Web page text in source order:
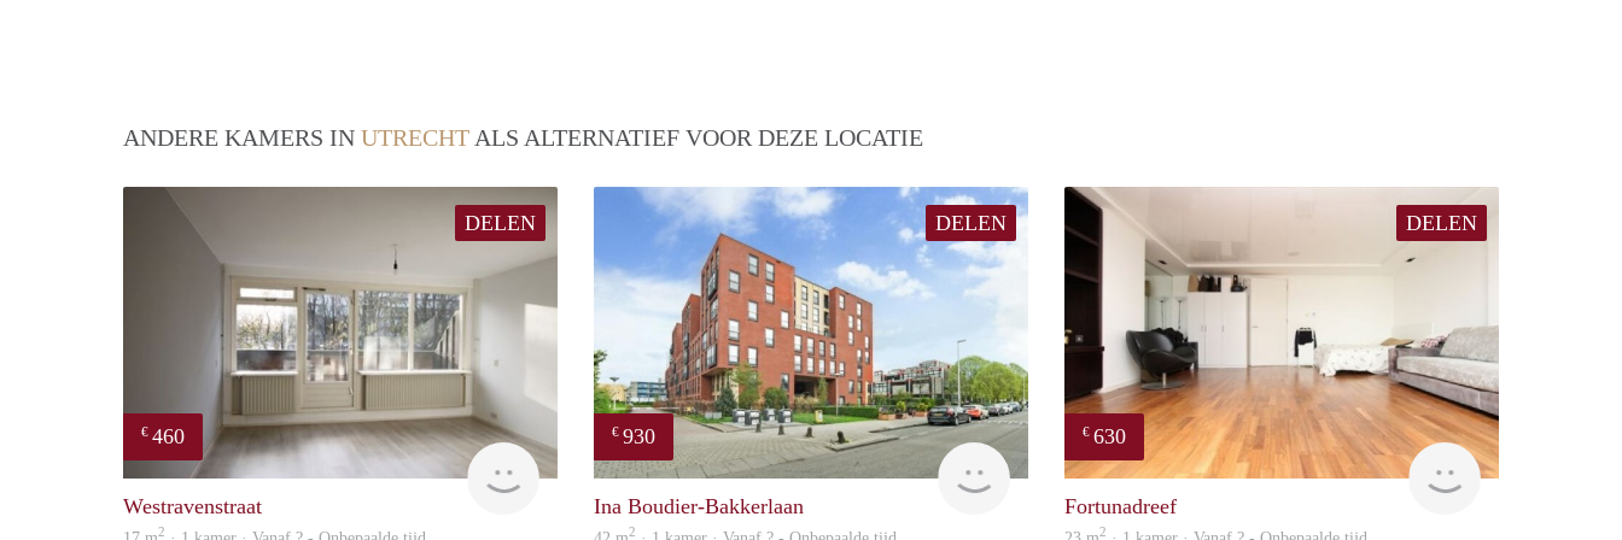
ANDERE KAMERS IN UTRECHT ALS ALTERNATIEF VOOR DEZE LOCATIE
DELEN
€ 460
Woning
Westravenstraat
2
DELEN
€ 930
Ina Boudier-Bakkerlaan
2
DELEN
€ 630
finder
Fortunadreef
2